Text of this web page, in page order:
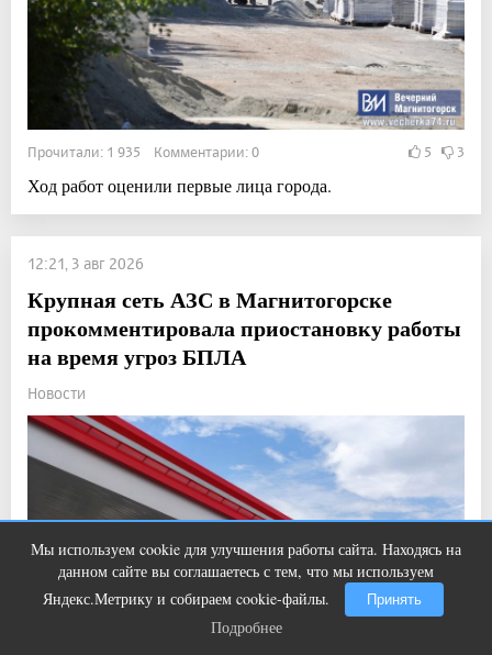
Прочитали: 1 935 Комментарии: 0 5 3
Ход работ оценили первые лица города.
12:21, 3 авг 2026
Крупная сеть АЗС в Магнитогорске
прокомментировала приостановку работы
на время угроз БПЛА
Новости
Мы используем cookie для улучшения работы сайта. Находясь на
данном сайте вы соглашаетесь с тем, что мы используем
Яндекс.Метрику и собираем cookie-файлы.
Принять
Подробнее
Этот танец невесты оставит вас без
слов! Пересмотрела 10 раз
Подробнее